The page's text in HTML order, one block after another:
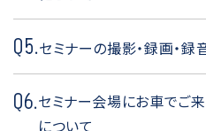
さい。
話番号・E-mailアドレス」の情
A4.セミナー当日のお申し込みも
Q5.セミナーの撮影・録画・録
A5.メディア関係者様を除き、ご
Q6.セミナー会場にお車でご
について